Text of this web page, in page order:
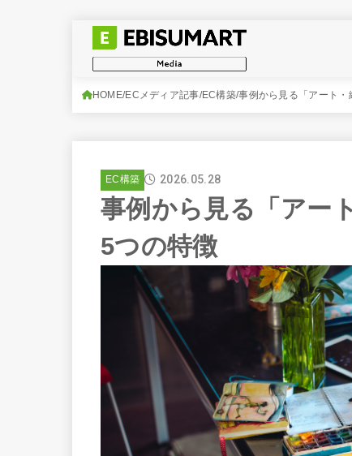
HOME ECメディア記事 EC構築 事例から見る「アート
EC構築 2026.05.28
事例から見る「アー
5つの特徴